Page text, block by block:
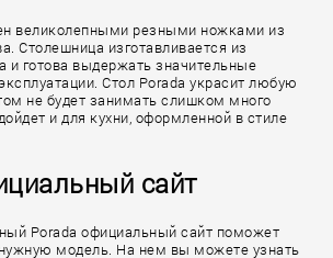
великолепными резными ножками из
Столешница изготавливается из
и готова выдержать значительные
Стол Porada украсит любую
не будет занимать слишком много
и для кухни, оформленной в стиле
сайт
Porada официальный сайт поможет
модель. На нем вы можете узнать